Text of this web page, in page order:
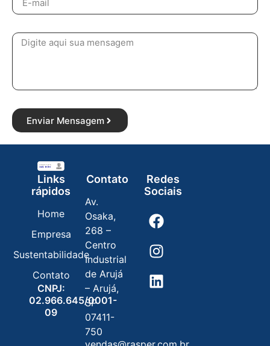
Enviar Mensagem
Links
rápidos
Home
Empresa
Sustentabilidade
Contato
CNPJ:
02.966.645/0001-
09
Contato
Av.
Osaka,
268 –
Centro
Industrial
de Arujá
– Arujá,
SP
07411-
750
Redes
Sociais